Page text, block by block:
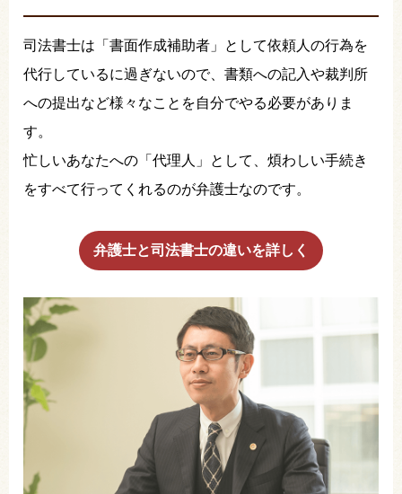
司法書士は「書面作成補助者」として依頼人の行為を
代行しているに過ぎないので、書類への記入や裁判所
への提出など様々なことを自分でやる必要がありま
す。
忙しいあなたへの「代理人」として、煩わしい手続き
をすべて行ってくれるのが弁護士なのです。
弁護士と司法書士の違いを詳しく